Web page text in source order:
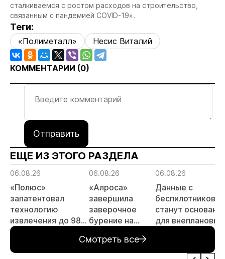
сталкиваемся с ростом расходов на строительство,
связанным с пандемией COVID-19».
Теги:
«Полиметалл» Несис Виталий
КОММЕНТАРИИ (0)
Отправить
ЕЩЕ ИЗ ЭТОГО РАЗДЕЛА
06.08.26
«Полюс»
запатентовал
технологию
извлечения до 98%
золота из
металлургического
шлака
06.08.26
«Алроса»
завершила
заверочное
бурение на
месторождении
Дегдекан
06.08.26
Данные с
беспилотников
станут
для внеплановых
Смотреть все